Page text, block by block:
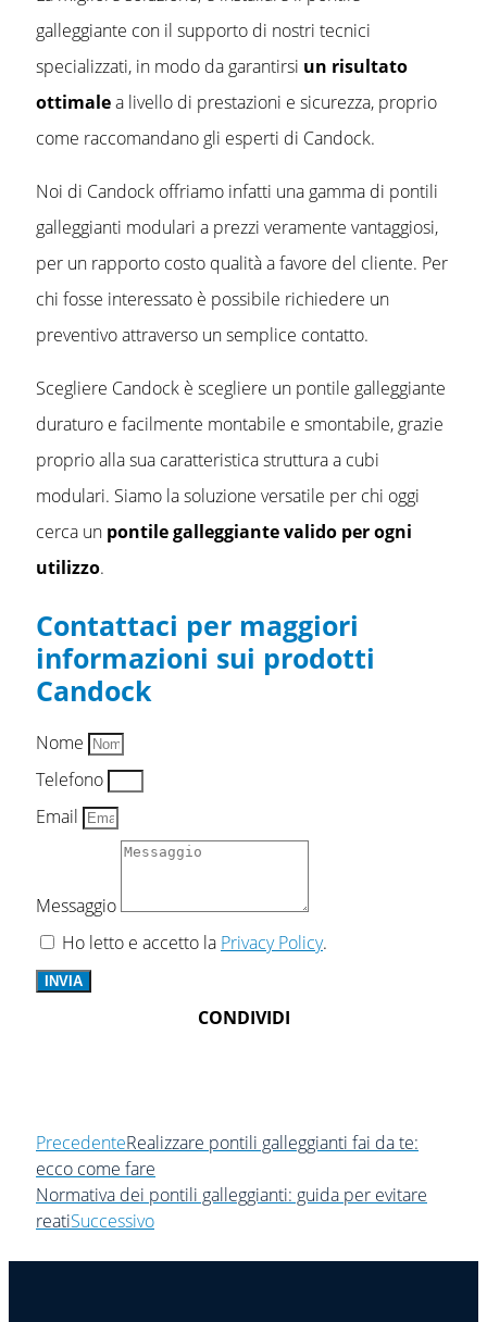
galleggiante con il supporto di nostri tecnici
specializzati, in modo da garantirsi un risultato
ottimalea livello di prestazioni e sicurezza, proprio
come raccomandano gli esperti di Candock.
Noi di Candock offriamo infatti una gamma di pontili
galleggianti modulari a prezzi veramente vantaggiosi,
per un rapporto costo qualità a favore del cliente. Per
chi fosse interessato è possibile richiedere un
preventivo attraverso un semplice contatto.
Scegliere Candock è scegliere un pontile galleggiante
duraturo e facilmente montabile e smontabile, grazie
proprio alla sua caratteristica struttura a cubi
modulari. Siamo la soluzione versatile per chi oggi
cerca un pontile galleggiante valido per ogni
utilizzo.
Contattaci per maggiori
informazioni sui prodotti
Candock
Nome
Telefono
Email
Messaggio
Ho letto e accetto la Privacy Policy.
INVIA
CONDIVIDI
PrecedenteRealizzare pontili galleggianti fai da te:
ecco come fare
Normativa dei pontili galleggianti: guida per evitare
reatiSuccessivo